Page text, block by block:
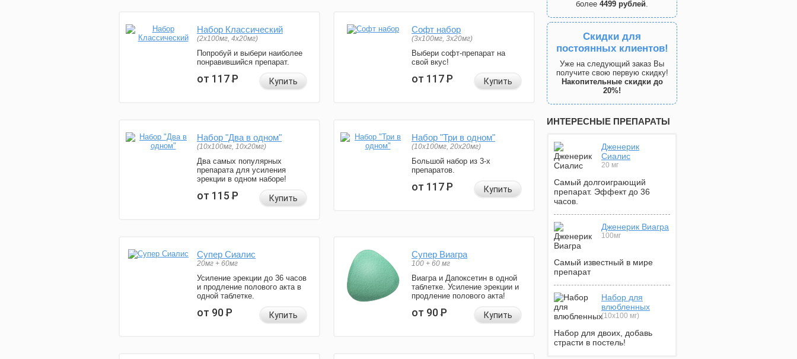
Набор Классический
(2x100мг, 4x20мг)
Попробуй и выбери наиболее
понравившийся препарат.
от 117Р Купить
Софт набор
(3x100мг, 3x20мг)
Выбери софт-препарат на
свой вкус!
от 117Р Купить
Набор "Два в одном"
(10x100мг, 10x20мг)
Два самых популярных
препарата для усиления
эрекции в одном наборе!
от 115Р Купить
Набор "Три в одном"
(10x100мг, 20x20мг)
Большой набор из 3-х
препаратов.
от 117Р Купить
Супер Сиалис
20мг + 60мг
Усиление эрекции до 36 часов
и продление полового акта в
одной таблетке.
от 90Р Купить
Супер Виагра
100 + 60 мг
Виагра и Дапоксетин в одной
таблетке. Усиление эрекции и
продление полового акта!
от 90Р Купить
более 4499 рублей.
Скидки для
постоянных клиентов!
Уже на следующий заказ Вы
получите свою первую скидку!
Накопительные скидки до
20%!
ИНТЕРЕСНЫЕ ПРЕПАРАТЫ
Дженерик
Сиалис
20 мг
Самый долгоиграющий
препарат. Эффект до 36
часов.
Дженерик Виагра
100мг
Самый известный в мире
препарат
Набор для
влюбленных
(10х100 мг)
Набор для двоих, добавь
страсти в постель!